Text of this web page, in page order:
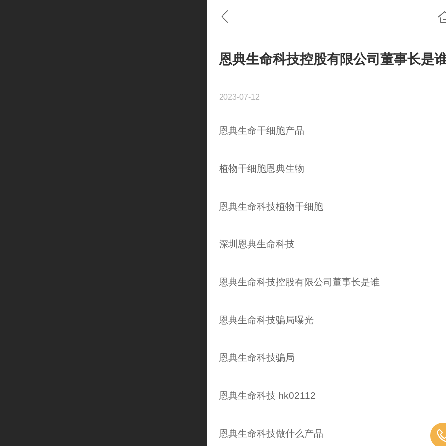
恩典生命科技控股有限公司董事长是
2023-07-12
恩典生命干细胞产品
植物干细胞恩典生物
恩典生命科技植物干细胞
深圳恩典生命科技
恩典生命科技控股有限公司董事长是谁
恩典生命科技骗局曝光
恩典生命科技骗局
恩典生命科技 hk02112
恩典生命科技做什么产品